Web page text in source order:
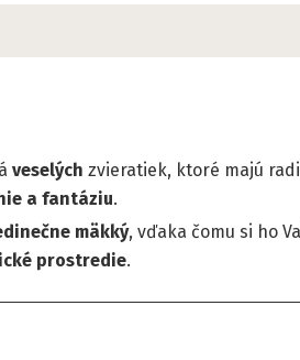
veselých zvieratiek, ktoré majú
a fantáziu.
mäkký, vďaka čomu si ho
prostredie.